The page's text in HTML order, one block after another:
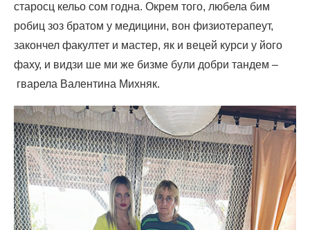
старосц кельо сом годна. Окрем того, любела бим
робиц зоз братом у медицини, вон физиотерапеут,
закончел факултет и мастер, як и вецей курси у його
фаху, и видзи ше ми же бизме були добри тандем –
гварела Валентина Михняк.